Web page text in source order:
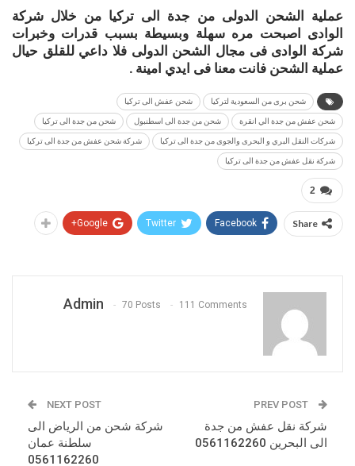
عملية الشحن الدولى من جدة الى تركيا من خلال شركة
الوادى اصبحت مره سهلة وبسيطة بسبب قدرات وخبرات
شركة الوادى فى مجال الشحن الدولى فلا داعي للقلق حيال
عملية الشحن فانت معنا فى ايدي امينة .
شحن برى من السعودية لتركيا شحن عفش الى تركيا
شحن عفش من جدة الي انقرة شحن من جدة الى اسطنبول شحن من جدة الى تركيا
شركات النقل البري و البحرى والجوى من جدة الى تركيا شركة شحن عفش من جدة الى تركيا
شركة نقل عفش من جدة الى تركيا
2
Share
Facebook
Twitter
Google+
Admin 70 Posts 111 Comments
شركة نقل عفش من جدة
الى البحرين 0561162260
NEXT POST
شركة شحن من الرياض الى
سلطنة عمان
0561162260